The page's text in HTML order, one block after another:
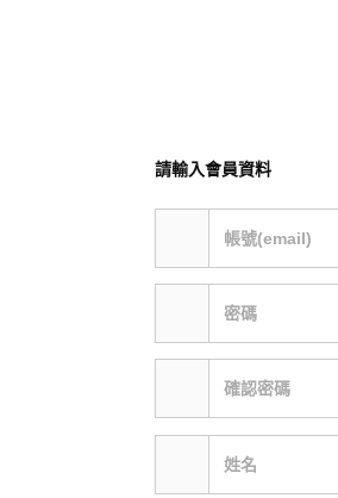
請輸入會員資料
帳號(email)
密碼
確認密碼
姓名